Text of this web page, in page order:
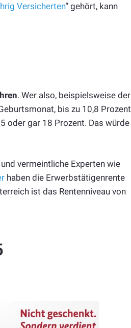
Versicherten“ gehört, kann
. Wer also, beispielsweise der
bis zu 10,8 Prozent
oder gar 18 Prozent. Das würde
vermeintliche Experten wie
haben die Erwerbstätigenrente
ist das Rentenniveau von